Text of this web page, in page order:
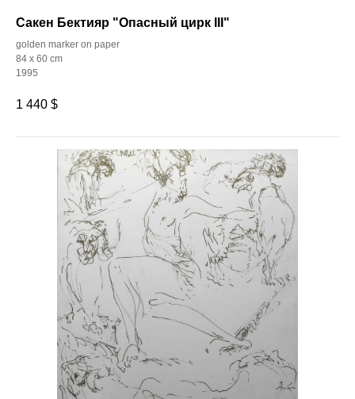
Сакен Бектияр "Опасный цирк III"
golden marker on paper
84 x 60 cm
1995
1 440 $